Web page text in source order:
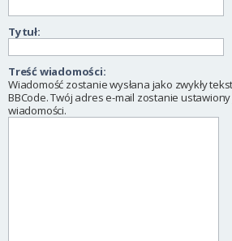
Tytuł:
Treść wiadomości:
Wiadomość zostanie wysłana jako zwykły
BBCode. Twój adres e-mail zostanie
wiadomości.